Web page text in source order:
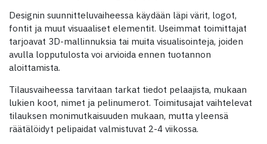
Designin suunnitteluvaiheessa käydään läpi värit, logot,
fontit ja muut visuaaliset elementit. Useimmat toimittajat
tarjoavat 3D-mallinnuksia tai muita visualisointeja, joiden
avulla lopputulosta voi arvioida ennen tuotannon
aloittamista.
Tilausvaiheessa tarvitaan tarkat tiedot pelaajista, mukaan
lukien koot, nimet ja pelinumerot. Toimitusajat vaihtelevat
tilauksen monimutkaisuuden mukaan, mutta yleensä
räätälöidyt pelipaidat valmistuvat 2-4 viikossa.